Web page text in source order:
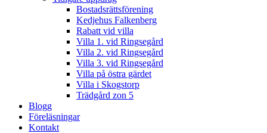
Bostadsrättsförening
Kedjehus Falkenberg
Rabatt vid villa
Villa 1. vid Ringsegård
Villa 2. vid Ringsegård
Villa 3. vid Ringsegård
Villa på östra gärdet
Villa i Skogstorp
Trädgård zon 5
Blogg
Föreläsningar
Kontakt